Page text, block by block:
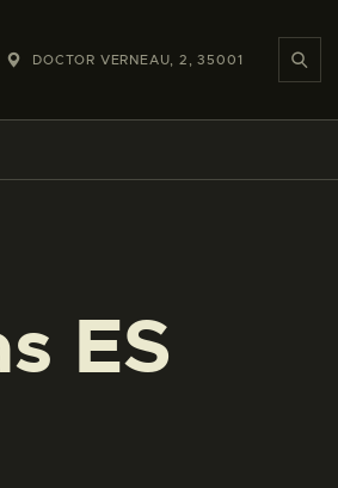
DOCTOR VERNEAU, 2, 35001
ES